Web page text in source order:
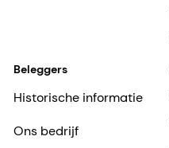
Beleggers
Historische informatie
Ons bedrijf